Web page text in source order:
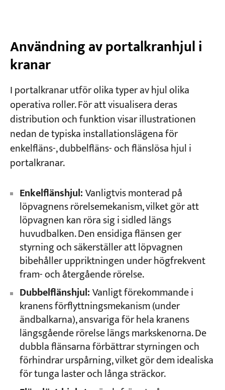
Användning av portalkranhjul i
kranar
I portalkranar utför olika typer av hjul olika
operativa roller. För att visualisera deras
distribution och funktion visar illustrationen
nedan de typiska installationslägena för
enkelfläns-, dubbelfläns- och flänslösa hjul i
portalkranar.
Enkelflänshjul:Vanligtvis monterad på
löpvagnens rörelsemekanism, vilket gör att
löpvagnen kan röra sig i sidled längs
huvudbalken. Den ensidiga flänsen ger
styrning och säkerställer att löpvagnen
bibehåller uppriktningen under högfrekvent
fram- och återgående rörelse.
Dubbelflänshjul:Vanligt förekommande i
kranens förflyttningsmekanism (under
ändbalkarna), ansvariga för hela kranens
längsgående rörelse längs markskenorna. De
dubbla flänsarna förbättrar styrningen och
förhindrar urspårning, vilket gör dem idealiska
för tunga laster och långa sträckor.